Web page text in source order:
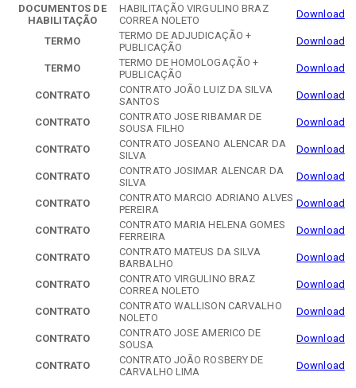
DOCUMENTOS DE
HABILITAÇÃO
HABILITAÇÃO VIRGULINO BRAZ
CORREA NOLETO
Download
TERMO
TERMO DE ADJUDICAÇÃO +
PUBLICAÇÃO
Download
TERMO
TERMO DE HOMOLOGAÇÃO +
PUBLICAÇÃO
Download
CONTRATO
CONTRATO JOÃO LUIZ DA SILVA
SANTOS
Download
CONTRATO
CONTRATO JOSE RIBAMAR DE
SOUSA FILHO
Download
CONTRATO
CONTRATO JOSEANO ALENCAR DA
SILVA
Download
CONTRATO
CONTRATO JOSIMAR ALENCAR DA
SILVA
Download
CONTRATO
CONTRATO MARCIO ADRIANO ALVES
PEREIRA
Download
CONTRATO
CONTRATO MARIA HELENA GOMES
FERREIRA
Download
CONTRATO
CONTRATO MATEUS DA SILVA
BARBALHO
Download
CONTRATO
CONTRATO VIRGULINO BRAZ
CORREA NOLETO
Download
CONTRATO
CONTRATO WALLISON CARVALHO
NOLETO
Download
CONTRATO
CONTRATO JOSE AMERICO DE
SOUSA
Download
CONTRATO
CONTRATO JOÃO ROSBERY DE
CARVALHO LIMA
Download